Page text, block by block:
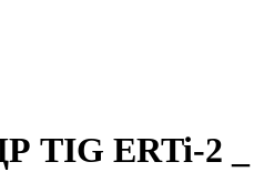
TIG ERTi-2